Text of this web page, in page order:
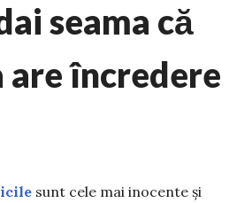
seama că
are încredere
sunt cele mai inocente și